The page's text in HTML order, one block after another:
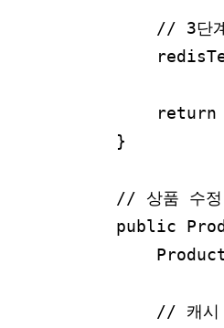
// 3단
return
    }
// 상품 수
public
// 캐시